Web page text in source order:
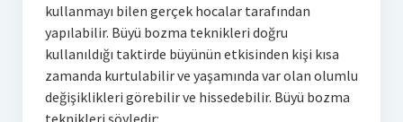
kullanmayı bilen gerçek hocalar tarafından
yapılabilir. Büyü bozma teknikleri doğru
kullanıldığı taktirde büyünün etkisinden kişi kısa
zamanda kurtulabilir ve yaşamında var olan olumlu
değişiklikleri görebilir ve hissedebilir. Büyü bozma
teknikleri şöyledir: